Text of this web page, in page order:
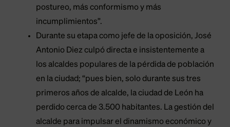
postureo, más conformismo y más
incumplimientos”.
Durante su etapa como jefe de la oposición, José
Antonio Diez culpó directa e insistentemente a
los alcaldes populares de la pérdida de población
en la ciudad; “pues bien, solo durante sus tres
primeros años de alcalde, la ciudad de León ha
perdido cerca de 3.500 habitantes. La gestión del
alcalde para impulsar el dinamismo económico y